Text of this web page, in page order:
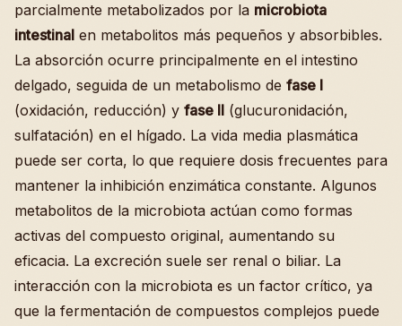
parcialmente metabolizados por la microbiota
intestinal en metabolitos más pequeños y absorbibles.
La absorción ocurre principalmente en el intestino
delgado, seguida de un metabolismo de fase I
(oxidación, reducción) y fase II (glucuronidación,
sulfatación) en el hígado. La vida media plasmática
puede ser corta, lo que requiere dosis frecuentes para
mantener la inhibición enzimática constante. Algunos
metabolitos de la microbiota actúan como formas
activas del compuesto original, aumentando su
eficacia. La excreción suele ser renal o biliar. La
interacción con la microbiota es un factor crítico, ya
que la fermentación de compuestos complejos puede